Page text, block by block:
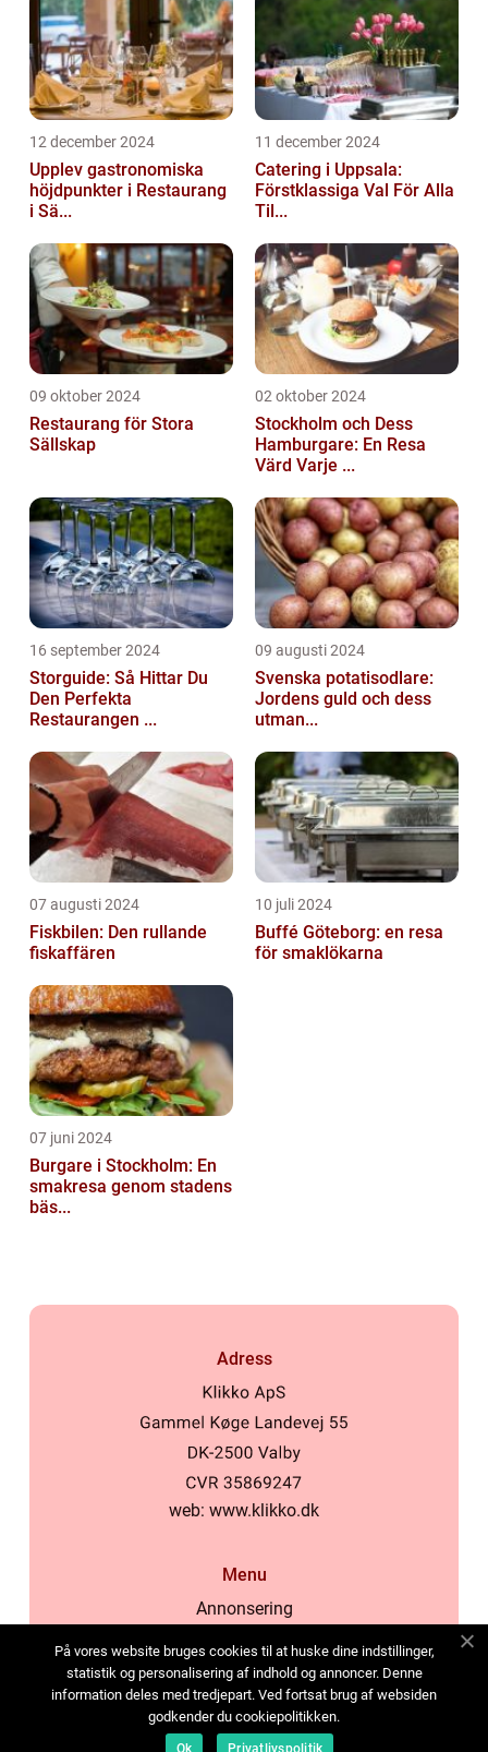
12 december 2024
Upplev gastronomiska
höjdpunkter i Restaurang
i Sä...
11 december 2024
Catering i Uppsala:
Förstklassiga Val För Alla
Til...
09 oktober 2024
Restaurang för Stora
Sällskap
02 oktober 2024
Stockholm och Dess
Hamburgare: En Resa
Värd Varje ...
16 september 2024
Storguide: Så Hittar Du
Den Perfekta
Restaurangen ...
09 augusti 2024
Svenska potatisodlare:
Jordens guld och dess
utman...
07 augusti 2024
Fiskbilen: Den rullande
fiskaffären
10 juli 2024
Buffé Göteborg: en resa
för smaklökarna
07 juni 2024
Burgare i Stockholm: En
smakresa genom stadens
bäs...
Adress
web: www.klikko.dk
Menu
Annonsering
Cookies
Kontakta oss
Sitemap
På vores website bruges cookies til at huske dine indstillinger,
statistik og personalisering af indhold og annoncer. Denne
information deles med tredjepart. Ved fortsat brug af websiden
godkender du cookiepolitikken.
Ok Privatlivspolitik